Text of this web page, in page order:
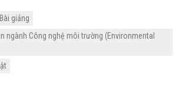
giảng
ngành Công nghệ môi trường (Environmental